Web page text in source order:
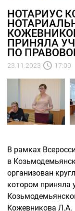
НОТАРИУС
ПРИНЯЛА
ПО
23.11.2023 17:00
В рамках
в
организован
котором приняла
Кожевникова Л.А.